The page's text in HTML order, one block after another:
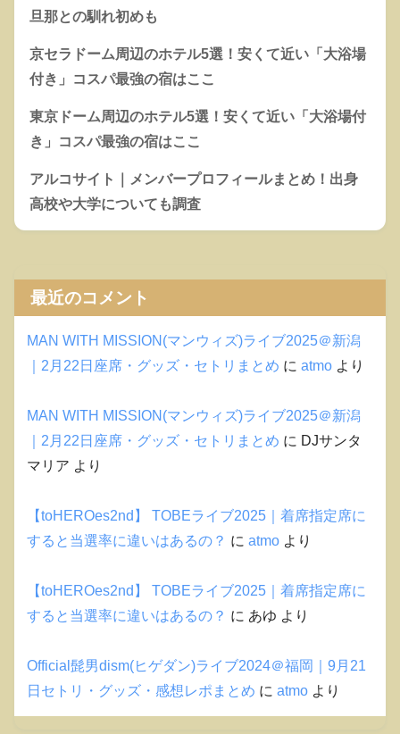
旦那との馴れ初めも
京セラドーム周辺のホテル5選！安くて近い「大浴場
付き」コスパ最強の宿はここ
東京ドーム周辺のホテル5選！安くて近い「大浴場付
き」コスパ最強の宿はここ
アルコサイト｜メンバープロフィールまとめ！出身
高校や大学についても調査
最近のコメント
MAN WITH MISSION(マンウィズ)ライブ2025＠新潟
｜2月22日座席・グッズ・セトリまとめ に atmo より
MAN WITH MISSION(マンウィズ)ライブ2025＠新潟
｜2月22日座席・グッズ・セトリまとめ に DJサンタ
マリア より
【toHEROes2nd】 TOBEライブ2025｜着席指定席に
すると当選率に違いはあるの？ に atmo より
【toHEROes2nd】 TOBEライブ2025｜着席指定席に
すると当選率に違いはあるの？ に あゆ より
Official髭男dism(ヒゲダン)ライブ2024＠福岡｜9月21
日セトリ・グッズ・感想レポまとめ に atmo より